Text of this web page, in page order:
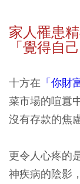
家人罹患
「覺得自
十方在 「你財
菜市場的喧囂
沒有存款的焦
更令人心疼的
神疾病的陰影